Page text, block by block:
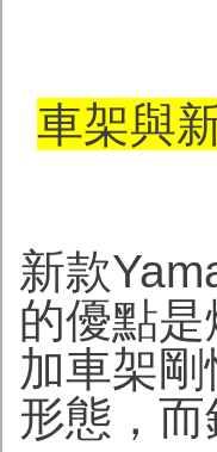
車架與
新款
的優點
加車架
形態，